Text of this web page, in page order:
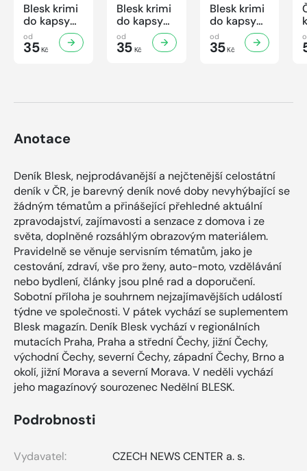
Blesk krimi
do kapsy
č.7/2026
od
35Kč
Blesk krimi
do kapsy
č.6/2026
od
35Kč
Blesk krimi
do kapsy
č.5/2026
od
35Kč
Anotace
Deník Blesk, nejprodávanější a nejčtenější celostátní
deník v ČR, je barevný deník nové doby nevyhýbající se
žádným tématům a přinášející přehledné aktuální
zpravodajství, zajímavosti a senzace z domova i ze
světa, doplněné rozsáhlým obrazovým materiálem.
Pravidelně se věnuje servisním tématům, jako je
cestování, zdraví, vše pro ženy, auto-moto, vzdělávání
nebo bydlení, články jsou plné rad a doporučení.
Sobotní příloha je souhrnem nejzajímavějších událostí
týdne ve společnosti. V pátek vychází se suplementem
Blesk magazín. Deník Blesk vychází v regionálních
mutacích Praha, Praha a střední Čechy, jižní Čechy,
východní Čechy, severní Čechy, západní Čechy, Brno a
okolí, jižní Morava a severní Morava. V neděli vychází
jeho magazínový sourozenec Nedělní BLESK.
Podrobnosti
Vydavatel:
CZECH NEWS CENTER a. s.